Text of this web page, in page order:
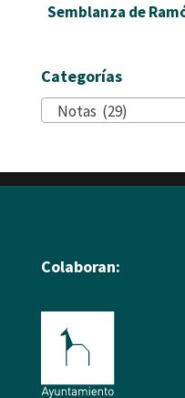
Semblanza de
Categorías
Notas (29)
Colaboran: